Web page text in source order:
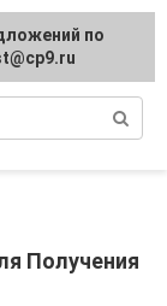
Получения
по